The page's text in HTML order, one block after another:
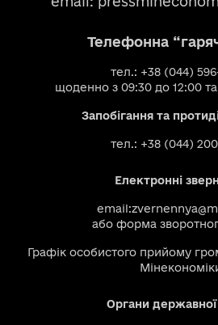
Телефонна
тел.: +38 (044)
щоденно з 09:30 до 12:00 та
Запобігання та
тел.: +38 (044)
Електронні
email:
або форма
Графік особистого прийому
Органи